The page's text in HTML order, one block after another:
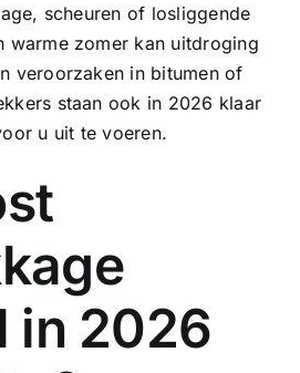
scheuren of losliggende
warme zomer kan uitdroging
veroorzaken in bitumen of
staan ook in 2026 klaar
u uit te voeren.
in 2026